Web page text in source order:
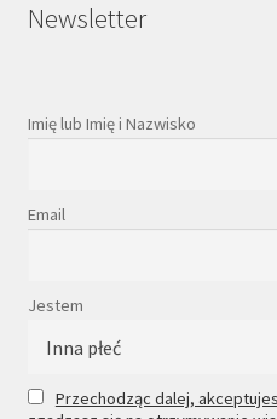
Newsletter
Imię lub Imię i Nazwisko
Email
Jestem
Przechodząc dalej,